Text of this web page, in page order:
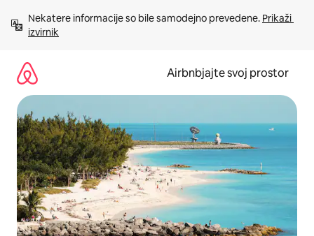
vsebino
Nekatere informacije so bile samodejno prevedene. Prikaži
izvirnik
Airbnbjajte svoj prostor